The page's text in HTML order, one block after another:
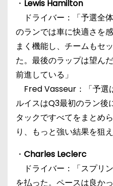
・ Lewis Hamilton
ドライバー：「予選全
のランでは車に快適さを
まく機能し、チームもセ
た。最後のラップは望ん
前進している」
Fred Vasseur：「予選
ルイスはQ3最初のラン後
タックですべてをまとめ
り、もっと強い結果を狙
・ Charles Leclerc
ドライバー：「スプリ
を払った。ペースは良か